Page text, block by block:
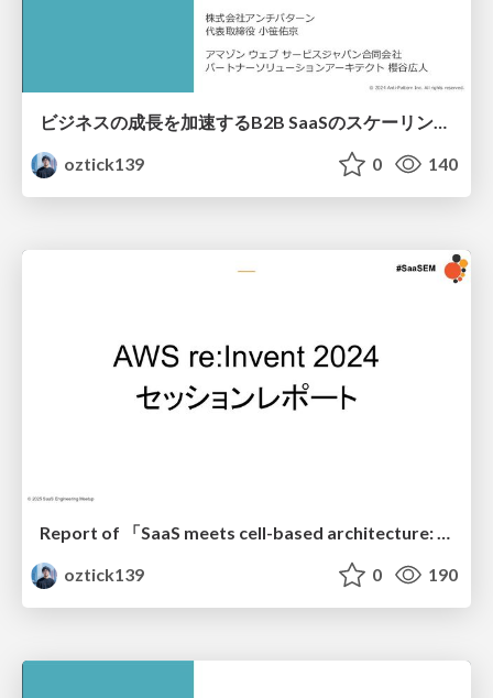
ビジネスの成長を加速するB2B SaaSのスケーリングアーキテクチャ / Scaling Architecture for B2B SaaS to Accelerate Business Growth
oztick139
0 140
Report of 「SaaS meets cell-based architecture: A natural multi-tenant fit (SAS315)」
oztick139
0 190